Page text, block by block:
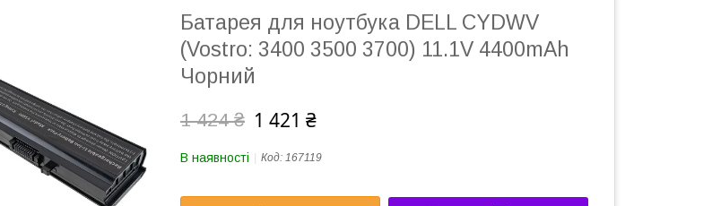
Батарея для ноутбука DELL CYDWV
(Vostro: 3400 3500 3700) 11.1V 4400mAh
Чорний
1 424 ₴ 1 421 ₴
В наявності Код: 167119